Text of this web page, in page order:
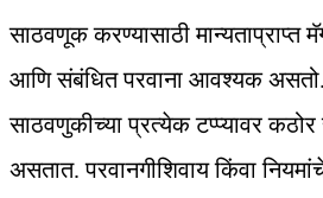
साठवणूक करण्यासाठी मान्यताप्राप्त
आणि संबंधित परवाना आवश्यक
साठवणुकीच्या प्रत्येक टप्प्यावर कठोर
असतात. परवानगीशिवाय किंवा